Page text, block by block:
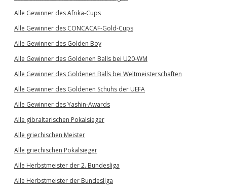
Alle Gewinner des Afrika-Cups
Alle Gewinner des CONCACAF-Gold-Cups
Alle Gewinner des Golden Boy
Alle Gewinner des Goldenen Balls bei U20-WM
Alle Gewinner des Goldenen Balls bei Weltmeisterschaften
Alle Gewinner des Goldenen Schuhs der UEFA
Alle Gewinner des Yashin-Awards
Alle gibraltarischen Pokalsieger
Alle griechischen Meister
Alle griechischen Pokalsieger
Alle Herbstmeister der 2. Bundesliga
Alle Herbstmeister der Bundesliga